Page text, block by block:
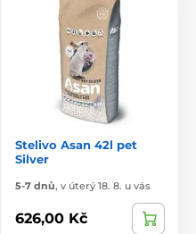
Stelivo Asan 42l pet
Silver
5-7 dnů, v úterý 18. 8. u vás
626,00 Kč